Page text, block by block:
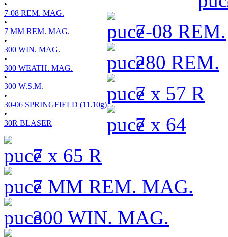
•
7-08 REM. MAG.
•
7 MM REM. MAG.
•
300 WIN. MAG.
•
300 WEATH. MAG.
•
300 W.S.M.
•
30-06 SPRINGFIELD (11.10g)
•
30R BLASER
7-08 REM.
280 REM.
7 x 57 R
7 x 64
7 x 65 R
7 MM REM. MAG.
300 WIN. MAG.